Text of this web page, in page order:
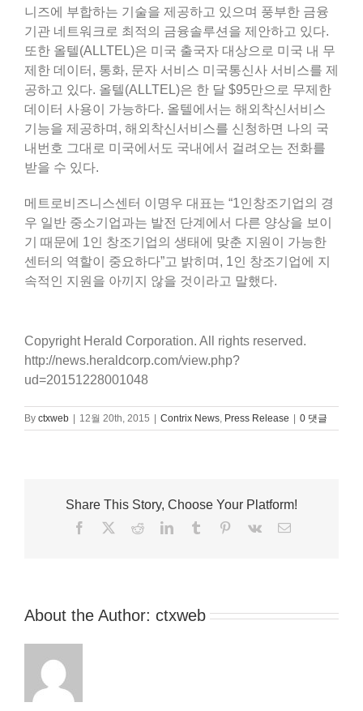
니즈에 부합하는 기술을 제공하고 있으며 풍부한 금융
기관 네트워크로 최적의 금융솔루션을 제안하고 있다.
또한 올텔(ALLTEL)은 미국 출국자 대상으로 미국 내 무
제한 데이터, 통화, 문자 서비스 미국통신사 서비스를 제
공하고 있다. 올텔(ALLTEL)은 한 달 $95만으로 무제한
데이터 사용이 가능하다. 올텔에서는 해외착신서비스
기능을 제공하며, 해외착신서비스를 신청하면 나의 국
내번호 그대로 미국에서도 국내에서 걸려오는 전화를
받을 수 있다.
메트로비즈니스센터 이명우 대표는 “1인창조기업의 경
우 일반 중소기업과는 발전 단계에서 다른 양상을 보이
기 때문에 1인 창조기업의 생태에 맞춘 지원이 가능한
센터의 역할이 중요하다”고 밝히며, 1인 창조기업에 지
속적인 지원을 아끼지 않을 것이라고 말했다.
Copyright Herald Corporation. All rights reserved.
http://news.heraldcorp.com/view.php?
ud=20151228001048
By ctxweb 12월 20th, 2015 Contrix News, Press Release 0 댓글
Share This Story, Choose Your Platform!
Facebook RedditLinkedInTumblr Pinterest
Vk
이
About the Author: ctxweb